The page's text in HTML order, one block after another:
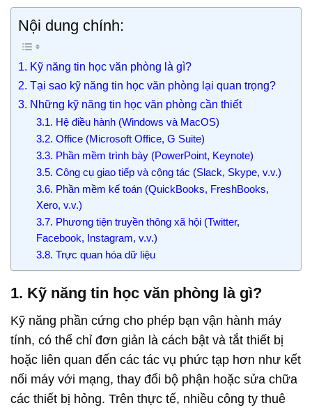
Nội dung chính:
1. Kỹ năng tin học văn phòng là gì?
2. Tại sao kỹ năng tin học văn phòng lại quan trọng?
3. Những kỹ năng tin học văn phòng cần thiết
3.1. Hệ điều hành (Windows và MacOS)
3.2. Office (Microsoft Office, G Suite)
3.3. Phần mềm trình bày (PowerPoint, Keynote)
3.5. Công cụ giao tiếp và cộng tác (Slack, Skype, v.v.)
3.6. Phần mềm kế toán (QuickBooks, FreshBooks,
Xero, v.v.)
3.7. Phương tiện truyền thông xã hội (Twitter,
Facebook, Instagram, v.v.)
3.8. Trực quan hóa dữ liệu
1. Kỹ năng tin học văn phòng là gì?
Kỹ năng phần cứng cho phép bạn vận hành máy
tính, có thể chỉ đơn giản là cách bật và tắt thiết bị
hoặc liên quan đến các tác vụ phức tạp hơn như kết
nối máy với mạng, thay đổi bộ phận hoặc sửa chữa
các thiết bị hỏng. Trên thực tế, nhiều công ty thuê